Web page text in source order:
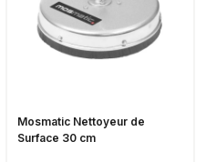
Mosmatic Nettoyeur de
Surface 30 cm